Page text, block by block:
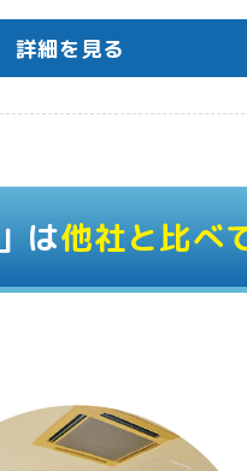
詳細を見る
は他社と比べ